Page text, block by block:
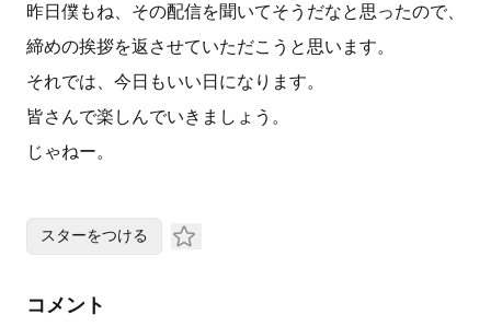
昨日僕もね、その配信を聞いてそうだなと思ったので、
締めの挨拶を返させていただこうと思います。
それでは、今日もいい日になります。
皆さんで楽しんでいきましょう。
じゃねー。
スターをつける
コメント